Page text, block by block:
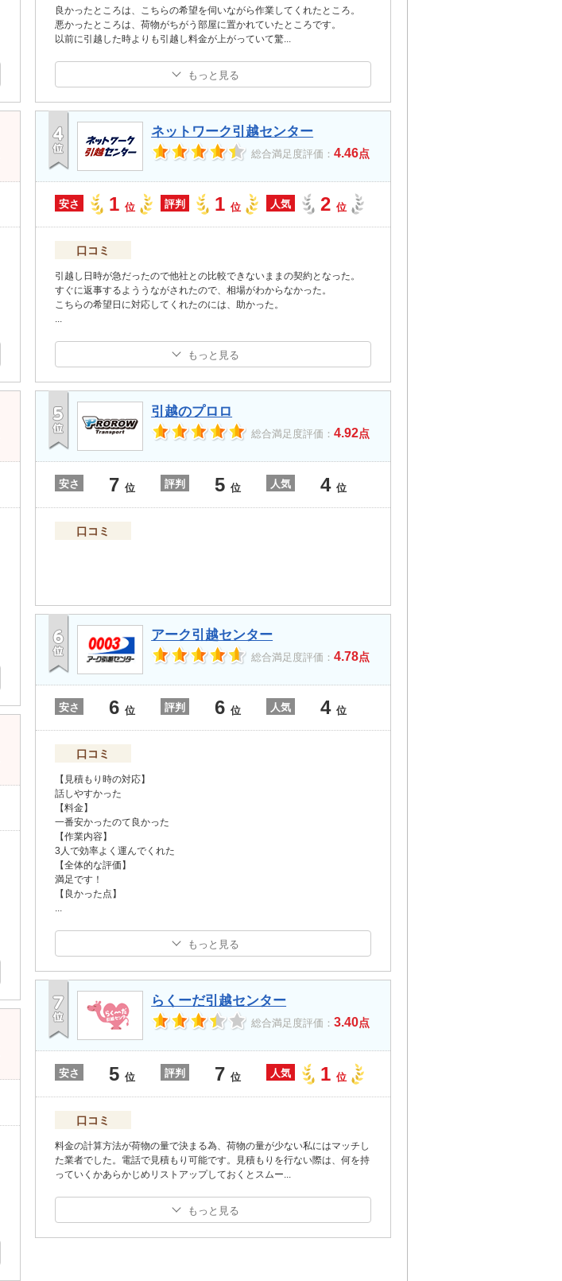
良かったところは、こちらの希望を伺いながら作業してくれたところ。
悪かったところは、荷物がちがう部屋に置かれていたところです。
以前に引越した時よりも引越し料金が上がっていて驚
もっと見る
ネットワーク引越センター
総合満足度評価：4.46点
安さ 1 位 評判 1 位 人気 2 位
口コミ
引越し日時が急だったので他社との比較できないままの契約となった。
すぐに返事するよううながされたので、相場がわからなかった。
こちらの希望日に対応してくれたのには、助かった。
...
もっと見る
引越のプロロ
総合満足度評価：4.92点
安さ 7 位 評判 5 位 人気 4 位
口コミ
アーク引越センター
総合満足度評価：4.78点
安さ 6 位 評判 6 位 人気 4 位
口コミ
【見積もり時の対応】
話しやすかった
【料金】
一番安かったのて良かった
【作業内容】
3人で効率よく運んでくれた
【全体的な評価】
満足です！
【良かった点】
...
もっと見る
らくーだ引越センター
総合満足度評価：3.40点
安さ 5 位 評判 7 位 人気 1 位
口コミ
料金の計算方法が荷物の量で決まる為、荷物の量が少ない私にはマッチし
た業者でした。電話で見積もり可能です。見積もりを行ない際は、何を持
っていくかあらかじめリストアップしておくとスムー...
もっと見る